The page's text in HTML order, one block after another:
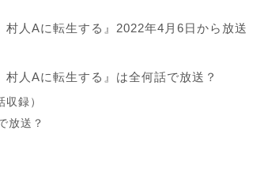
村人Aに転生する』2022年4月6日から放送
人Aに転生する』は全何話で放送？
録）
放送？